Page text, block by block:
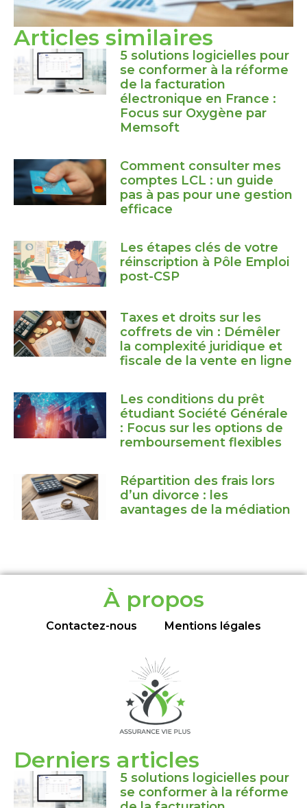
Articles similaires
5 solutions logicielles pour
se conformer à la réforme
de la facturation
électronique en France :
Focus sur Oxygène par
Memsoft
Comment consulter mes
comptes LCL : un guide
pas à pas pour une gestion
efficace
Les étapes clés de votre
réinscription à Pôle Emploi
post-CSP
Taxes et droits sur les
coffrets de vin : Démêler
la complexité juridique et
fiscale de la vente en ligne
Les conditions du prêt
étudiant Société Générale
: Focus sur les options de
remboursement flexibles
Répartition des frais lors
d’un divorce : les
avantages de la médiation
À propos
Contactez-nous Mentions légales
Derniers articles
5 solutions logicielles pour
se conformer à la réforme